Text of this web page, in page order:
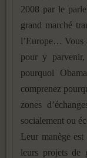
2008 par le
grand marché
l’Europe… Vous
pour y
pourquoi
comprenez
zones
socialement ou
Leur manège
leurs projets de